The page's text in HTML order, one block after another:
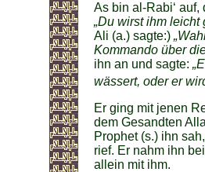
As bin al-Rabi‘
„Du wirst ihm leicht
Ali (a.) sagte:)
Kommando über
ihn an und sagte:
wässert, oder er
Er ging mit jenen
dem Gesandten
Prophet (s.) ihn
rief. Er nahm ihn
allein mit ihm.